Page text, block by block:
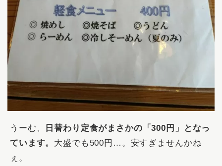
うーむ、
日替わり定食がまさかの「300円」となっ
ています。 大盛でも500円…。安すぎませんかね
ぇ。